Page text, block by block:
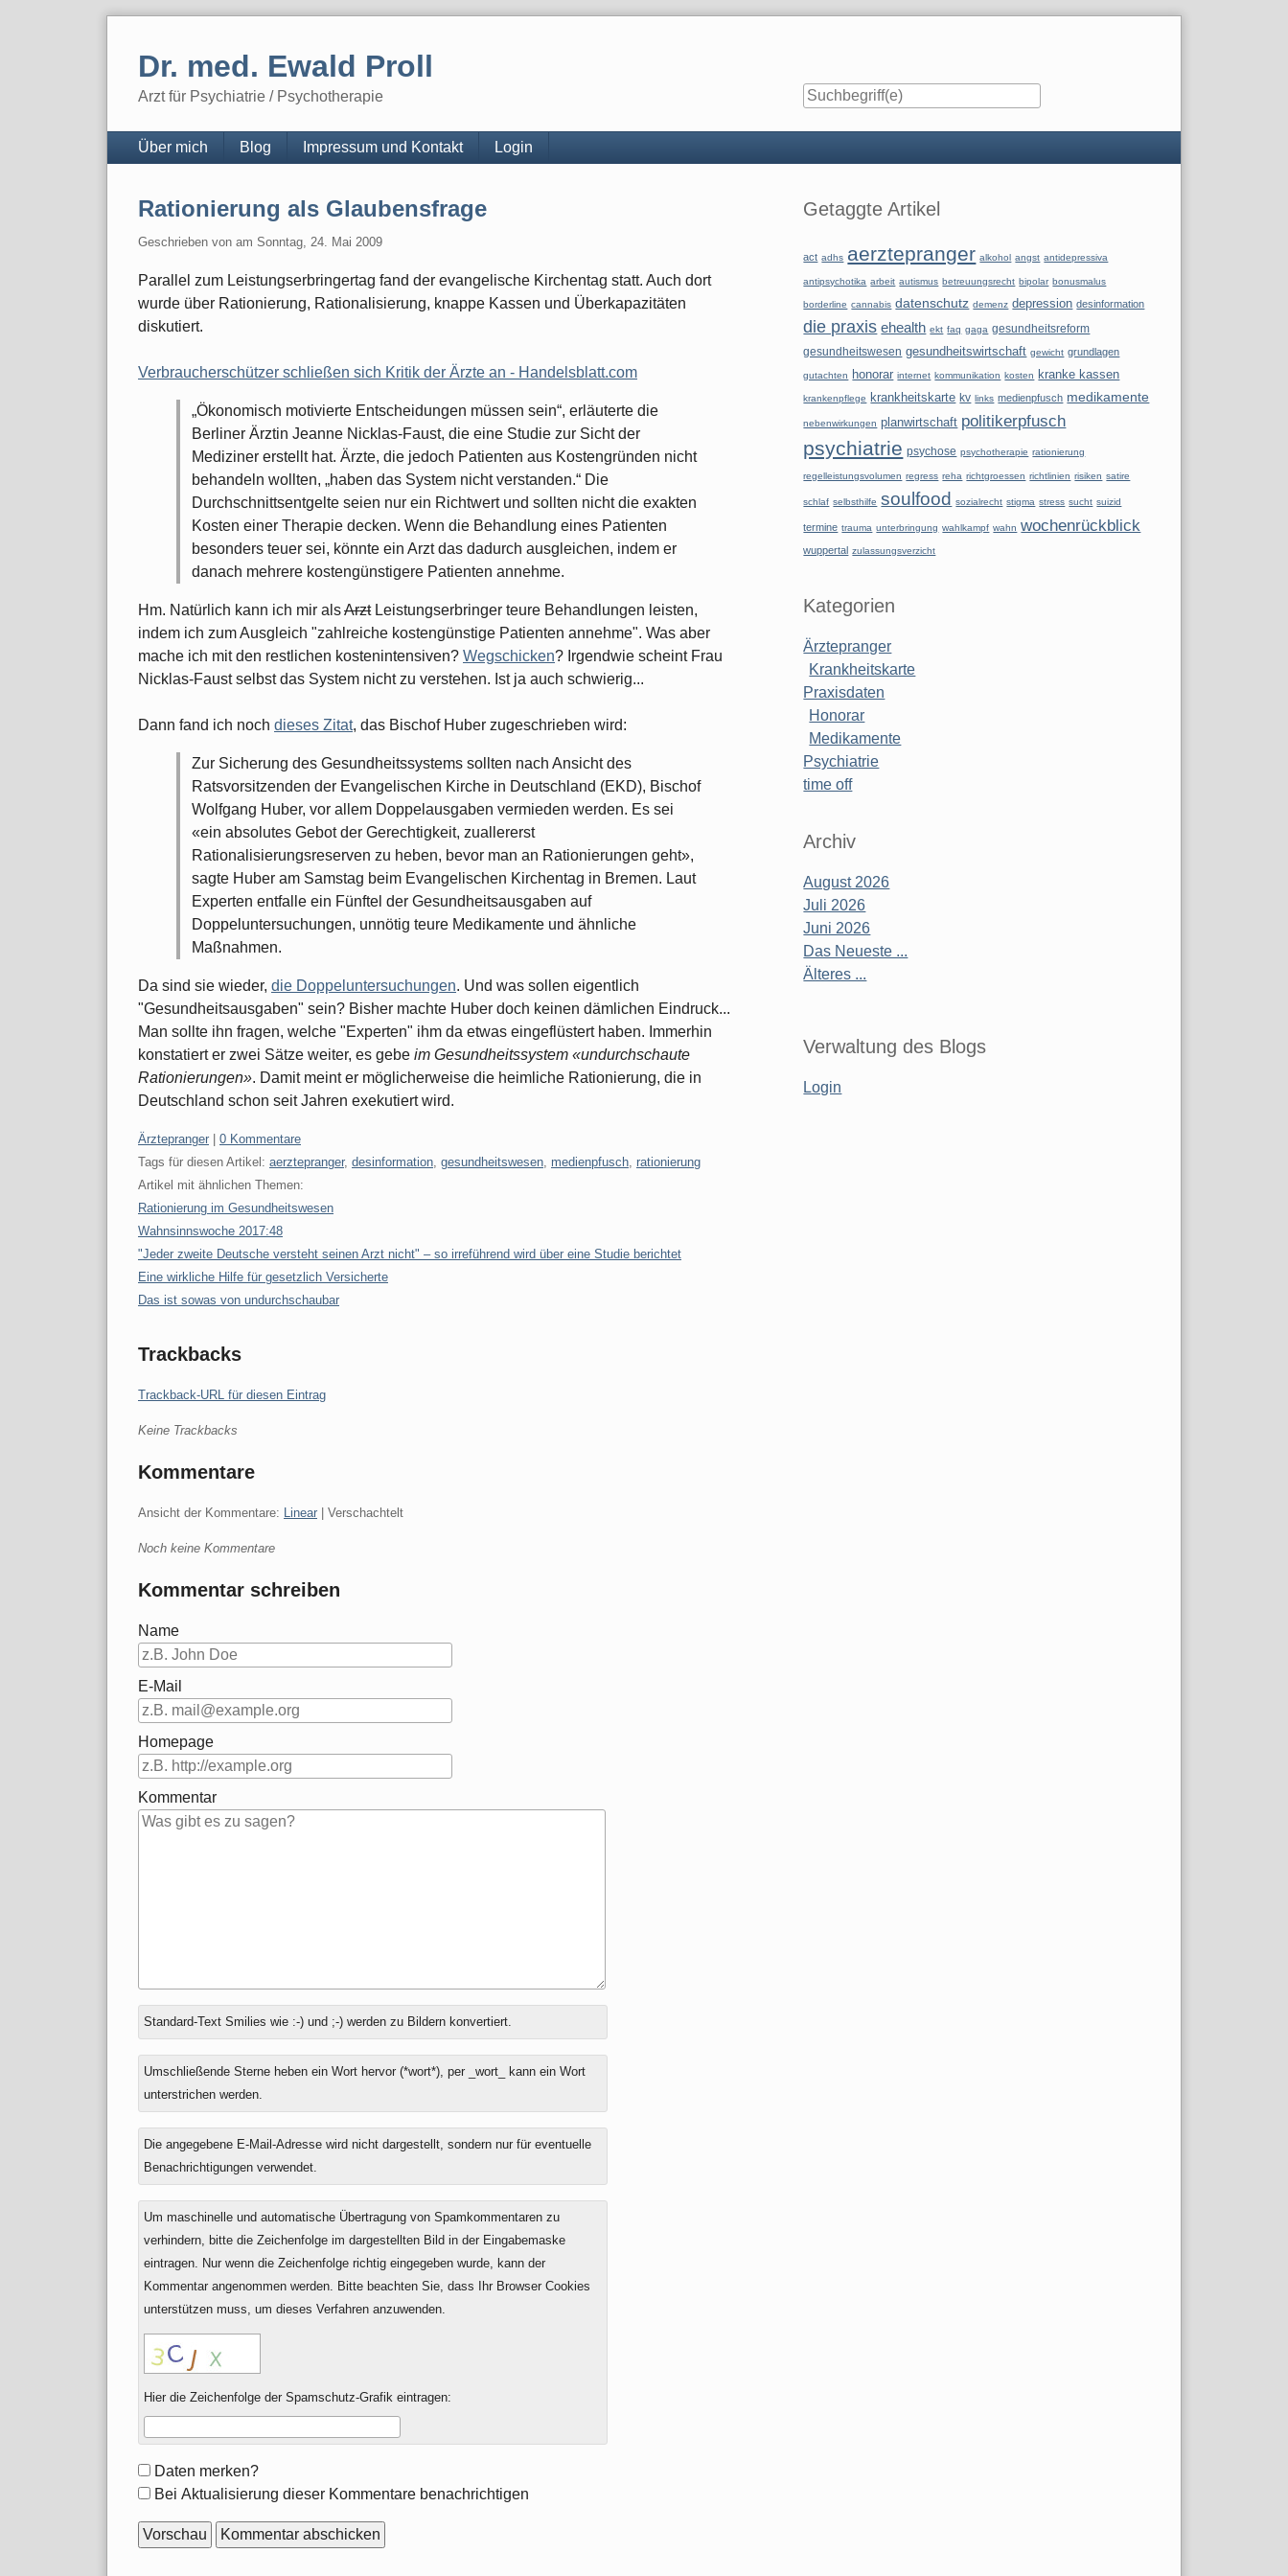
Dr. med. Ewald Proll
Arzt für Psychiatrie / Psychotherapie
Navigation
Über mich Blog Impressum und Kontakt Login
Rationierung als Glaubensfrage
Geschrieben von am Sonntag, 24. Mai 2009
Parallel zum Leistungserbringertag fand der evangelische Kirchentag statt. Auch dort
wurde über Rationierung, Rationalisierung, knappe Kassen und Überkapazitäten
diskutiert.
Verbraucherschützer schließen sich Kritik der Ärzte an - Handelsblatt.com
„Ökonomisch motivierte Entscheidungen müssen sein“, erläuterte die
Berliner Ärztin Jeanne Nicklas-Faust, die eine Studie zur Sicht der
Mediziner erstellt hat. Ärzte, die jedoch Patienten aus Kostengründen nicht
behandeln wollten, „haben das System nicht verstanden.“ Die
Durchschnittsentgelte seien nur ein Richtwert und sollten nicht die exakten
Kosten einer Therapie decken. Wenn die Behandlung eines Patienten
besonders teuer sei, könnte ein Arzt das dadurch ausgleichen, indem er
danach mehrere kostengünstigere Patienten annehme.
Hm. Natürlich kann ich mir alsArztLeistungserbringer teure Behandlungen leisten,
indem ich zum Ausgleich "zahlreiche kostengünstige Patienten annehme". Was aber
mache ich mit den restlichen kostenintensiven? Wegschicken? Irgendwie scheint Frau
Nicklas-Faust selbst das System nicht zu verstehen. Ist ja auch schwierig...
Dann fand ich noch dieses Zitat, das Bischof Huber zugeschrieben wird:
Zur Sicherung des Gesundheitssystems sollten nach Ansicht des
Ratsvorsitzenden der Evangelischen Kirche in Deutschland (EKD), Bischof
Wolfgang Huber, vor allem Doppelausgaben vermieden werden. Es sei
«ein absolutes Gebot der Gerechtigkeit, zuallererst
Rationalisierungsreserven zu heben, bevor man an Rationierungen geht»,
sagte Huber am Samstag beim Evangelischen Kirchentag in Bremen. Laut
Experten entfalle ein Fünftel der Gesundheitsausgaben auf
Doppeluntersuchungen, unnötig teure Medikamente und ähnliche
Maßnahmen.
Da sind sie wieder, die Doppeluntersuchungen. Und was sollen eigentlich
"Gesundheitsausgaben" sein? Bisher machte Huber doch keinen dämlichen Eindruck...
Man sollte ihn fragen, welche "Experten" ihm da etwas eingeflüstert haben. Immerhin
konstatiert er zwei Sätze weiter, es gebe im Gesundheitssystem «undurchschaute
Rationierungen». Damit meint er möglicherweise die heimliche Rationierung, die in
Deutschland schon seit Jahren exekutiert wird.
Kategorien:
Ärztepranger
0 Kommentare
Tags für diesen Artikel: aerztepranger, desinformation, gesundheitswesen, medienpfusch, rationierung
Artikel mit ähnlichen Themen:
Rationierung im Gesundheitswesen
Wahnsinnswoche 2017:48
"Jeder zweite Deutsche versteht seinen Arzt nicht" – so irreführend wird über eine Studie berichtet
Eine wirkliche Hilfe für gesetzlich Versicherte
Das ist sowas von undurchschaubar
Trackbacks
Trackback-URL für diesen Eintrag
Keine Trackbacks
Kommentare
Ansicht der Kommentare: Linear | Verschachtelt
Noch keine Kommentare
Kommentar schreiben
Name
E-Mail
Homepage
Kommentar
Antwort
zu
Standard-Text Smilies wie :-) und ;-) werden zu Bildern konvertiert.
Umschließende Sterne heben ein Wort hervor (*wort*), per _wort_ kann ein Wort
unterstrichen werden.
Die angegebene E-Mail-Adresse wird nicht dargestellt, sondern nur für eventuelle
Benachrichtigungen verwendet.
Um maschinelle und automatische Übertragung von Spamkommentaren zu
verhindern, bitte die Zeichenfolge im dargestellten Bild in der Eingabemaske
eintragen. Nur wenn die Zeichenfolge richtig eingegeben wurde, kann der
Kommentar angenommen werden. Bitte beachten Sie, dass Ihr Browser Cookies
unterstützen muss, um dieses Verfahren anzuwenden.
Hier die Zeichenfolge der Spamschutz-Grafik eintragen:
Formular-
Optionen
Daten merken?
Bei Aktualisierung dieser Kommentare benachrichtigen
Seitenleiste
Getaggte Artikel
act adhs aerztepranger alkohol angst antidepressiva
antipsychotika arbeit autismus betreuungsrecht bipolar bonusmalus
borderline cannabis datenschutz demenz depression desinformation
die praxis ehealth ekt faq gaga gesundheitsreform
gesundheitswesen gesundheitswirtschaft gewicht grundlagen
gutachten honorar internet kommunikation kosten kranke kassen
krankenpflege krankheitskarte kv links medienpfusch medikamente
nebenwirkungen planwirtschaft politikerpfusch
psychiatrie psychose psychotherapie rationierung
regelleistungsvolumen regress reha richtgroessen richtlinien risiken satire
schlaf selbsthilfe soulfood sozialrecht stigma stress sucht suizid
termine trauma unterbringung wahlkampf wahn wochenrückblick
wuppertal zulassungsverzicht
Kategorien
Ärztepranger
Krankheitskarte
Praxisdaten
Honorar
Medikamente
Psychiatrie
time off
Archiv
August 2026
Juli 2026
Juni 2026
Das Neueste ...
Älteres ...
Verwaltung des Blogs
Login